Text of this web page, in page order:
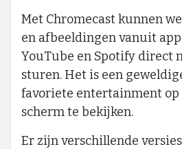
Met Chromecast kunnen
en afbeeldingen vanuit
YouTube en Spotify direct
sturen. Het is een
favoriete entertainment op
scherm te bekijken.
Er zijn verschillende